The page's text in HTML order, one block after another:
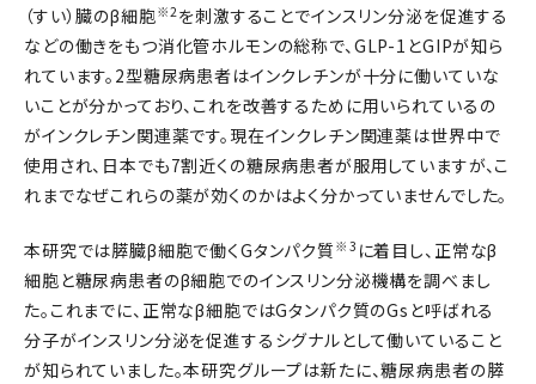
（すい）臓のβ細胞※2を刺激することでインスリン分泌を促進する
などの働きをもつ消化管ホルモンの総称で、GLP-1とGIPが知ら
れています。2型糖尿病患者はインクレチンが十分に働いていな
いことが分かっており、これを改善するために用いられているの
がインクレチン関連薬です。現在インクレチン関連薬は世界中で
使用され、日本でも7割近くの糖尿病患者が服用していますが、こ
れまでなぜこれらの薬が効くのかはよく分かっていませんでした。
本研究では膵臓β細胞で働くGタンパク質 ※3 に着目し、正常なβ
細胞と糖尿病患者のβ細胞でのインスリン分泌機構を調べまし
た。これまでに、正常なβ細胞ではGタンパク質のGsと呼ばれる
分子がインスリン分泌を促進するシグナルとして働いていること
が知られていました。本研究グループは新たに、糖尿病患者の膵